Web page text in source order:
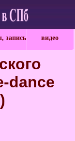
запись видео
dance